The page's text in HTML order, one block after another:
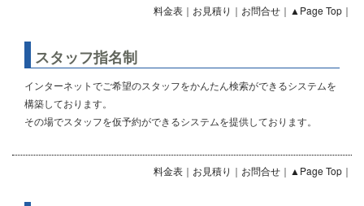
料金表 ｜ お見積り ｜ お問合せ ｜ ▲Page Top ｜
スタッフ指名制
インターネットでご希望のスタッフをかんたん検索ができるシステムを
構築しております。
その場でスタッフを仮予約ができるシステムを提供しております。
料金表 ｜ お見積り ｜ お問合せ ｜ ▲Page Top ｜